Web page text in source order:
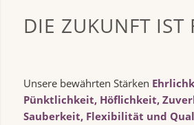
DIE ZUKUNFT IST
Unsere bewährten Stärken
Pünktlichkeit, Höflichkeit,
Sauberkeit, Flexibilität und